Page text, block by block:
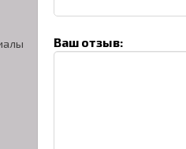
Ваш отзыв: